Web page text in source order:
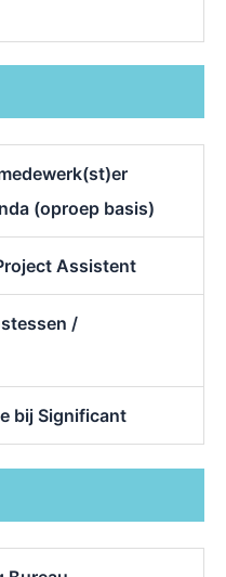
(oproep basis)
Assistent
/
bij Significant